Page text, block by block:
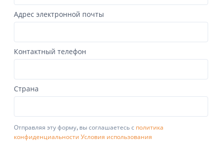
Адрес электронной почты
Контактный телефон
Страна
Отправляя эту форму, вы соглашаетесь с политика
конфиденциальности Условия использования